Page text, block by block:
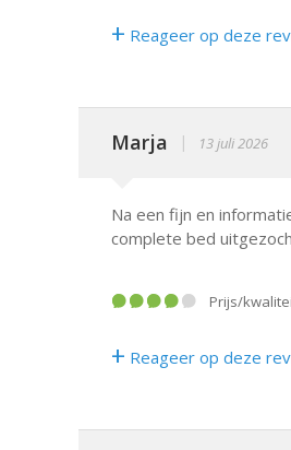
+ Reageer op deze
Marja | 13 juli 2026
Na een fijn en
complete bed
prijs/
+ Reageer op deze